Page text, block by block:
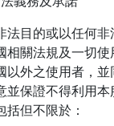
法目的或以任何非
相關法規及一切
以外之使用者，
並保證不得利用
括但不限於：